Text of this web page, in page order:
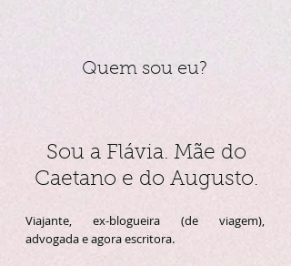
Sou a Flávia. Mãe do
Caetano e do Augusto.
Viajante, ex-blogueira (de viagem),
advogada e agora escritora.
Quem sou eu?